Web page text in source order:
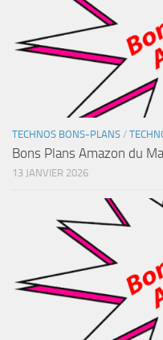
TECHNOS BONS-PLANS /
Bons Plans Amazon du
13 JANVIER 2026